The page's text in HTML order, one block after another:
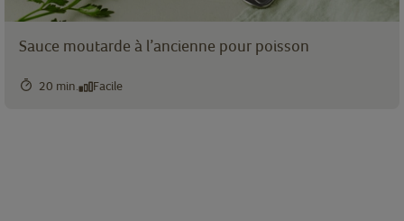
Sauce moutarde à l’ancienne pour poisson
20 min. Facile